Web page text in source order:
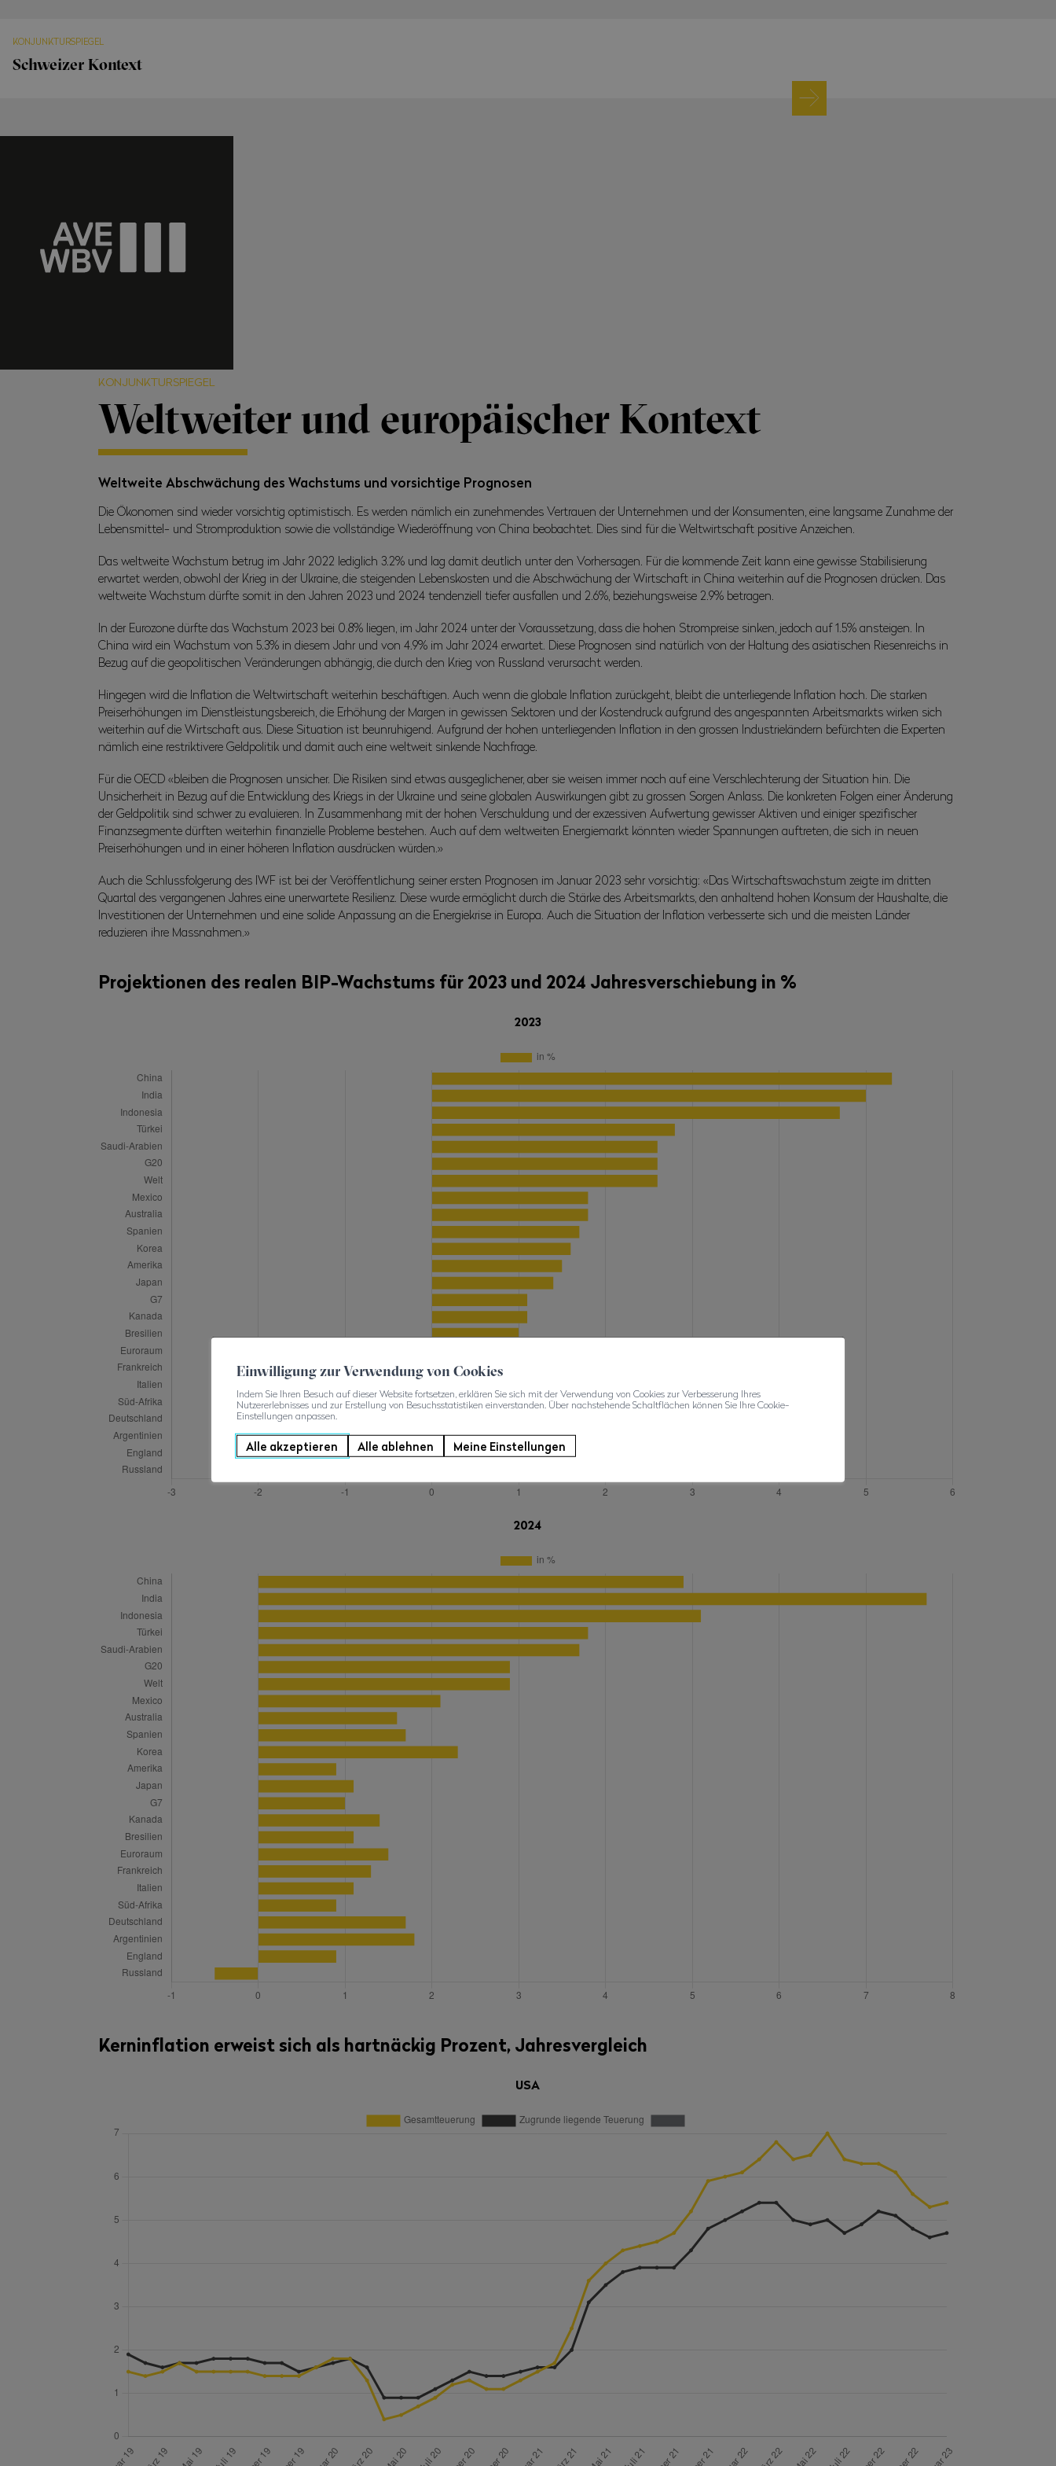
KONJUNKTURSPIEGEL
Schweizer Kontext
KONJUNKTURSPIEGEL
Weltweiter und europäischer Kontext
Weltweite Abschwächung des Wachstums und vorsichtige Prognosen
Die Ökonomen sind wieder vorsichtig optimistisch. Es werden nämlich ein zunehmendes Vertrauen der Unternehmen und der Konsumenten, eine langsame Zunahme der
Lebensmittel- und Stromproduktion sowie die vollständige Wiederöffnung von China beobachtet. Dies sind für die Weltwirtschaft positive Anzeichen.
Das weltweite Wachstum betrug im Jahr 2022 lediglich 3.2% und lag damit deutlich unter den Vorhersagen. Für die kommende Zeit kann eine gewisse Stabilisierung
erwartet werden, obwohl der Krieg in der Ukraine, die steigenden Lebenskosten und die Abschwächung der Wirtschaft in China weiterhin auf die Prognosen drücken. Das
weltweite Wachstum dürfte somit in den Jahren 2023 und 2024 tendenziell tiefer ausfallen und 2.6%, beziehungsweise 2.9% betragen.
In der Eurozone dürfte das Wachstum 2023 bei 0.8% liegen, im Jahr 2024 unter der Voraussetzung, dass die hohen Strompreise sinken, jedoch auf 1.5% ansteigen. In
China wird ein Wachstum von 5.3% in diesem Jahr und von 4.9% im Jahr 2024 erwartet. Diese Prognosen sind natürlich von der Haltung des asiatischen Riesenreichs in
Bezug auf die geopolitischen Veränderungen abhängig, die durch den Krieg von Russland verursacht werden.
Hingegen wird die Inflation die Weltwirtschaft weiterhin beschäftigen. Auch wenn die globale Inflation zurückgeht, bleibt die unterliegende Inflation hoch. Die starken
Preiserhöhungen im Dienstleistungsbereich, die Erhöhung der Margen in gewissen Sektoren und der Kostendruck aufgrund des angespannten Arbeitsmarkts wirken sich
weiterhin auf die Wirtschaft aus. Diese Situation ist beunruhigend. Aufgrund der hohen unterliegenden Inflation in den grossen Industrieländern befürchten die Experten
nämlich eine restriktivere Geldpolitik und damit auch eine weltweit sinkende Nachfrage.
Für die OECD «bleiben die Prognosen unsicher. Die Risiken sind etwas ausgeglichener, aber sie weisen immer noch auf eine Verschlechterung der Situation hin. Die
Unsicherheit in Bezug auf die Entwicklung des Kriegs in der Ukraine und seine globalen Auswirkungen gibt zu grossen Sorgen Anlass. Die konkreten Folgen einer Änderung
der Geldpolitik sind schwer zu evaluieren. In Zusammenhang mit der hohen Verschuldung und der exzessiven Aufwertung gewisser Aktiven und einiger spezifischer
Finanzsegmente dürften weiterhin finanzielle Probleme bestehen. Auch auf dem weltweiten Energiemarkt könnten wieder Spannungen auftreten, die sich in neuen
Preiserhöhungen und in einer höheren Inflation ausdrücken würden.»
Auch die Schlussfolgerung des IWF ist bei der Veröffentlichung seiner ersten Prognosen im Januar 2023 sehr vorsichtig: «Das Wirtschaftswachstum zeigte im dritten
Quartal des vergangenen Jahres eine unerwartete Resilienz. Diese wurde ermöglicht durch die Stärke des Arbeitsmarkts, den anhaltend hohen Konsum der Haushalte, die
Investitionen der Unternehmen und eine solide Anpassung an die Energiekrise in Europa. Auch die Situation der Inflation verbesserte sich und die meisten Länder
reduzieren ihre Massnahmen.»
Projektionen des realen BIP-Wachstums für 2023 und 2024 Jahresverschiebung in %
2023
2024
Kerninflation erweist sich als hartnäckig Prozent, Jahresvergleich
USA
Einwilligung zur Verwendung von Cookies
Indem Sie Ihren Besuch auf dieser Website fortsetzen, erklären Sie sich mit der Verwendung von Cookies zur Verbesserung Ihres
Nutzererlebnisses und zur Erstellung von Besuchsstatistiken einverstanden. Über nachstehende Schaltflächen können Sie Ihre Cookie-
Einstellungen anpassen.
Alle akzeptieren Alle ablehnen Meine Einstellungen